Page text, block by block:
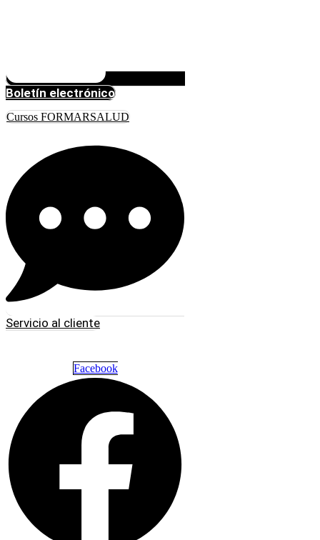
Boletín electrónico
Cursos FORMARSALUD
Servicio al cliente
Facebook